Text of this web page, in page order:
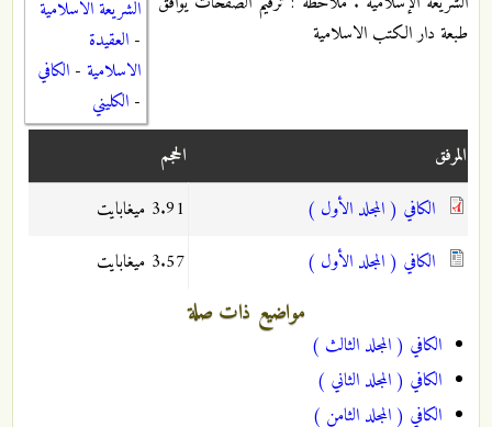
الشريعة الاسلامية
- العقيدة
الاسلامية - الكافي
- الكليني
طبعة دار الكتب الاسلامية
المرفق
الحجم
الكافي ( المجلد الأول )
3.91 ميغابايت
الكافي ( المجلد الأول )
3.57 ميغابايت
مواضيع ذات صلة
الكافي ( المجلد الثالث )
الكافي ( المجلد الثاني )
الكافي ( المجلد الثامن )